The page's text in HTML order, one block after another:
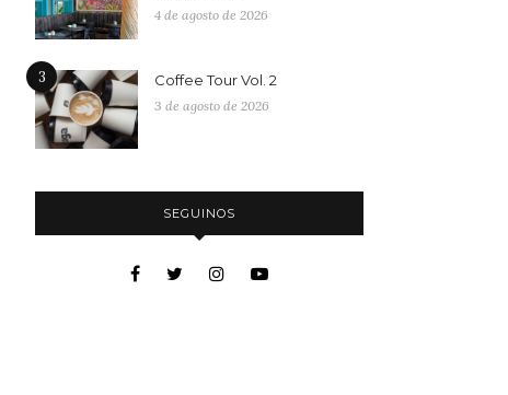
4 de agosto de 2026
3 Coffee Tour Vol. 2
3 de agosto de 2026
SEGUINOS